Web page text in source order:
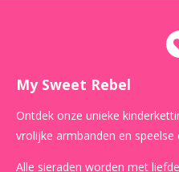
My Sweet Rebel
Ontdek onze unieke
vrolijke armbanden en speelse
Alle sieraden worden met